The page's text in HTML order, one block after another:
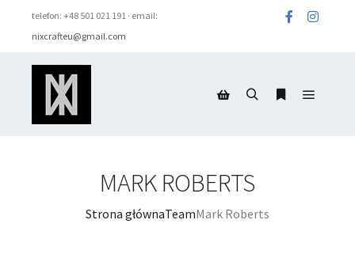
telefon: +48 501 021 191 · email:
nixcrafteu@gmail.com
MARK ROBERTS
Strona głównaTeamMark Roberts